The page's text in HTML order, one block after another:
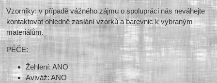
Vzorníky: v případě vážného zájmu o spolupráci nás neváhejte
kontaktovat ohledně zaslání vzorků a barevnic k vybraným
materiálům.
PÉČE:
Žehlení: ANO
Aviváž: ANO